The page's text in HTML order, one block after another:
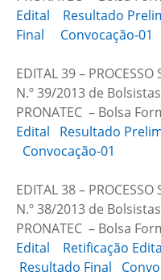
Edital
Resultado
Final
Convocação-01
EDITAL 39 – PROCESSO
N.º 39/2013 de
PRONATEC – Bolsa
Edital
Resultado
Convocação-01
EDITAL 38 – PROCESSO
N.º 38/2013 de
PRONATEC – Bolsa
Edital
Retificação
Resultado Final